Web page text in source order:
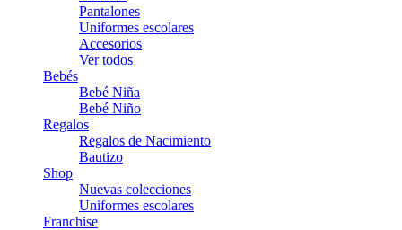
Pantalones
Uniformes escolares
Accesorios
Ver todos
Bebés
Bebé Niña
Bebé Niño
Regalos
Regalos de Nacimiento
Bautizo
Shop
Nuevas colecciones
Uniformes escolares
Franchise